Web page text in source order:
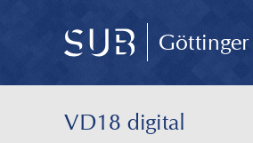
VD18 digital